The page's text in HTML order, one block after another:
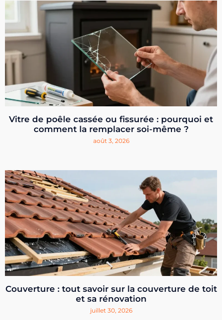
Vitre de poêle cassée ou fissurée : pourquoi et
comment la remplacer soi-même ?
août 3, 2026
Couverture : tout savoir sur la couverture de toit
et sa rénovation
juillet 30, 2026